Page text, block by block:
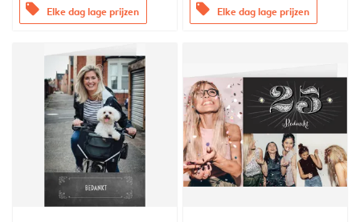
offers Elke dag lage prijzen offers Elke dag lage prijzen